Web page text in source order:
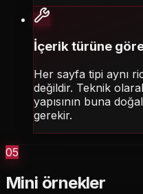
İçerik türüne
Her sayfa tipi aynı
değildir. Teknik
yapısının buna
gerekir.
05
Mini örnekler